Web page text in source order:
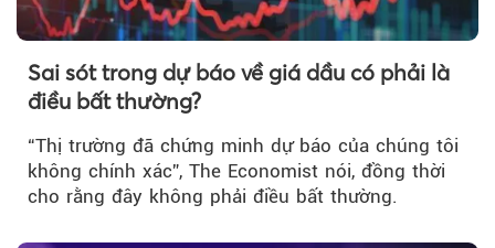
Sai sót trong dự báo về giá dầu có phải là
điều bất thường?
“Thị trường đã chứng minh dự báo của chúng tôi
không chính xác”, The Economist nói, đồng thời
cho rằng đây không phải điều bất thường.